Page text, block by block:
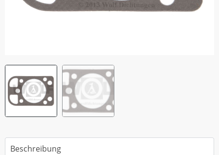
Beschreibung